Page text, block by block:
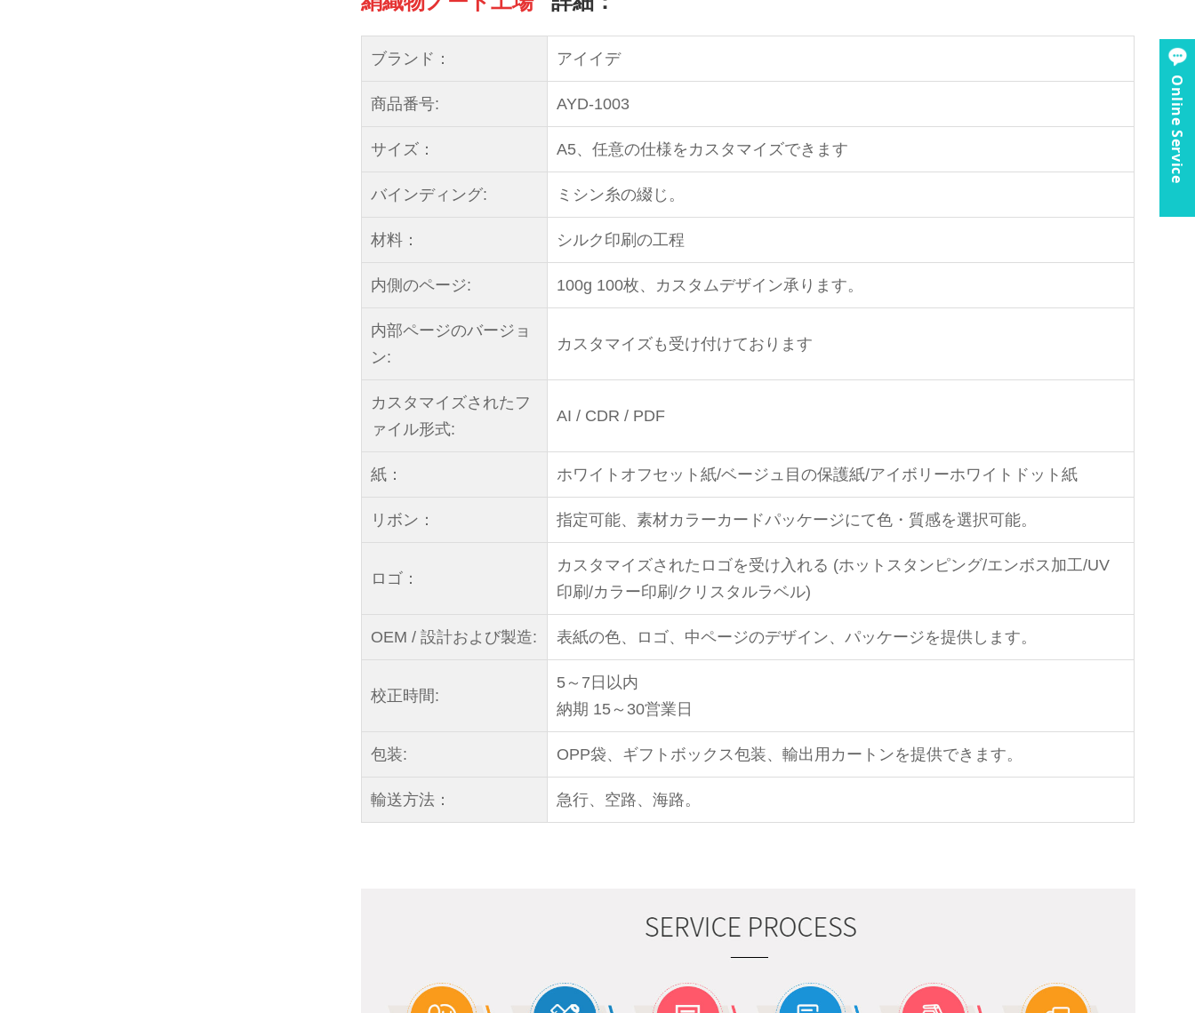
ブランド： アイイデ
商品番号: AYD-1003
サイズ： A5、任意の仕様をカスタマイズできます
バインディング: ミシン糸の綴じ。
材料： シルク印刷の工程
内側のページ: 100g 100枚、カスタムデザイン承ります。
内部ページのバージョ
ン:
カスタマイズも受け付けております
カスタマイズされたフ
ァイル形式:
AI / CDR / PDF
紙： ホワイトオフセット紙/ベージュ目の保護紙/アイボリーホワイトドット紙
リボン： 指定可能、素材カラーカードパッケージにて色・質感を選択可能。
ロゴ：
カスタマイズされたロゴを受け入れる (ホットスタンピング/エンボス加工/UV
印刷/カラー印刷/クリスタルラベル)
OEM / 設計および製造: 表紙の色、ロゴ、中ページのデザイン、パッケージを提供します。
校正時間:
5～7日以内
納期 15～30営業日
包装: OPP袋、ギフトボックス包装、輸出用カートンを提供できます。
輸送方法： 急行、空路、海路。
Online Service